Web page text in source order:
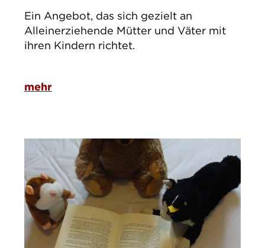
Ein Angebot, das sich gezielt an
Alleinerziehende Mütter und Väter mit
ihren Kindern richtet.
mehr